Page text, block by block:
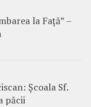
la Față” –
Școala Sf.
păcii